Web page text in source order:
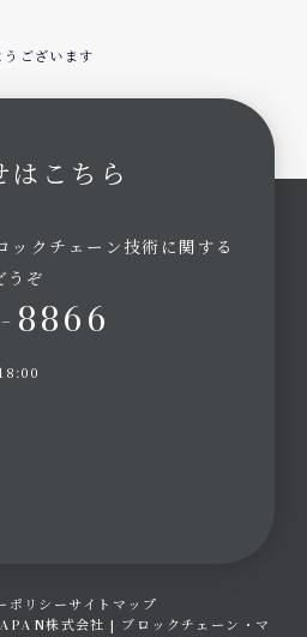
ございます
はこちら
ックチェーン技術に関する
うぞ
ポリシーサイトマップ
株式会社 | ブロックチェーン・マ